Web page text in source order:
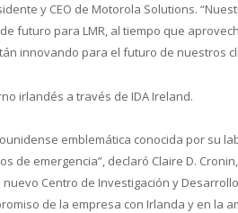
y CEO de Motorola Solutions. “
futuro para LMR, al tiempo que
innovando para el futuro de nuestros
irlandés a través de IDA Ireland.
emblemática conocida por su
de emergencia”, declaró Claire D.
nuevo Centro de Investigación y
de la empresa con Irlanda y en la